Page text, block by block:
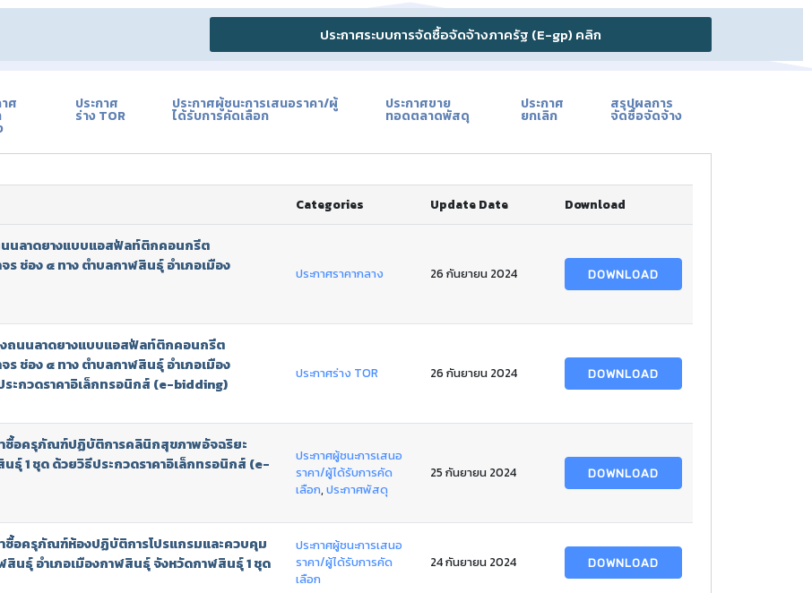
ประกาศระบบการจัดซื้อจัดจ้างภาครัฐ (E-gp) คลิก
ศ ประกาศ
ร่าง TOR
ประกาศผู้ชนะการเสนอราคา/ผู้
ได้รับการคัดเลือก
ประกาศขาย
ทอดตลาดพัสดุ
ประกาศ
ยกเลิก
สรุปผลการ
จัดซื้อจัดจ้าง
Categories Update Date Download
นนลาดยางแบบแอสฟัลท์ติกคอนกรีต
ช่อง ๔ ทาง ตำบลกาฬสินธุ์ อำเภอเมือง
ประกาศราคากลาง 26 กันยายน 2024 DOWNLOAD
งถนนลาดยางแบบแอสฟัลท์ติกคอนกรีต
ช่อง ๔ ทาง ตำบลกาฬสินธุ์ อำเภอเมือง
ะกวดราคาอิเล็กทรอนิกส์ (e-bidding)
ประกาศร่าง TOR 26 กันยายน 2024 DOWNLOAD
าซื้อครุภัณฑ์ปฏิบัติการคลินิกสุขภาพอัจฉริยะ
ธุ์ 1 ชุด ด้วยวิธีประกวดราคาอิเล็กทรอนิกส์ (e-
ประกาศผู้ชนะการเสนอ
ราคา/ผู้ได้รับการคัด
เลือก,ประกาศพัสดุ
25 กันยายน 2024 DOWNLOAD
าซื้อครุภัณฑ์ห้องปฏิบัติการโปรแกรมและควบคุม
นธุ์ อำเภอเมืองกาฬสินธุ์ จังหวัดกาฬสินธุ์ 1 ชุด
ประกาศผู้ชนะการเสนอ
ราคา/ผู้ได้รับการคัด
เลือก
24 กันยายน 2024 DOWNLOAD